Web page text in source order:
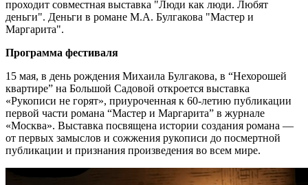
проходит совместная выставка "Люди как люди. Любят
деньги". Деньги в романе М.А. Булгакова "Мастер и
Маргарита".
Программа фестиваля
15 мая, в день рождения Михаила Булгакова, в “Нехорошей
квартире” на Большой Садовой откроется выставка
«Рукописи не горят», приуроченная к 60-летию публикации
первой части романа “Мастер и Маргарита” в журнале
«Москва». Выставка посвящена истории создания романа —
от первых замыслов и сожжения рукописи до посмертной
публикации и признания произведения во всем мире.